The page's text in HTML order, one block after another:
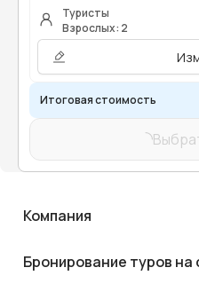
Туристы
Взрослых: 2
Итоговая стоимость
Компания
Бронирование туров на